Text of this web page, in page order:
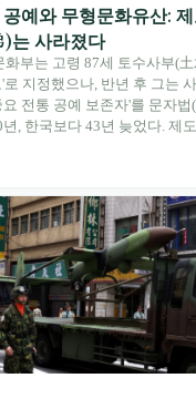
예와 무형문화유산:
는 사라졌다
화부는 고령 87세 토수사부(
로 지정했으나, 반년 후 그는
요 전통 공예 보존자'를 문자
, 한국보다 43년 늦었다. 제
80년대 산업화 과정에서